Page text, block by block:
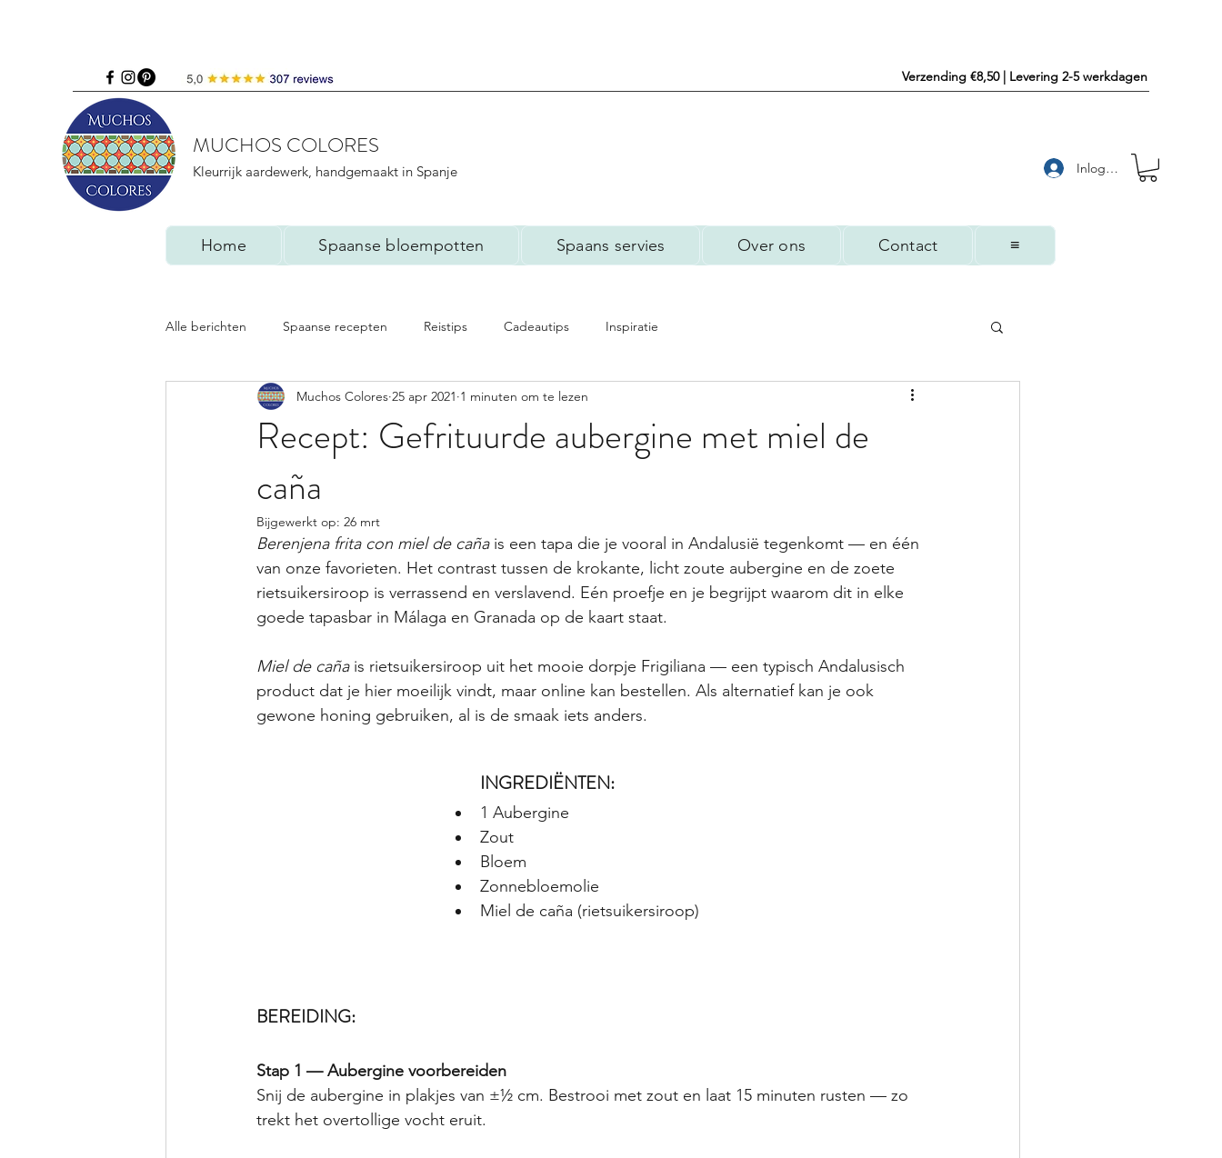
MUCHOS COLORES
Kleurrijk aardewerk, handgemaakt in Spanje
Verzending €8,50 | Levering 2-5 werkdagen
Inloggen
Home Spaanse bloempotten Spaans servies Over ons Contact ≡
Alle berichten Spaanse recepten Reistips Cadeautips Inspiratie
Recept: Gefrituurde aubergine met miel de
caña
Muchos Colores 25 apr 2021 1 minuten om te lezen
Bijgewerkt op: 26 mrt
Berenjena frita con miel de caña is een tapa die je vooral in Andalusië tegenkomt — en één
van onze favorieten. Het contrast tussen de krokante, licht zoute aubergine en de zoete
rietsuikersiroop is verrassend en verslavend. Eén proefje en je begrijpt waarom dit in elke
goede tapasbar in Málaga en Granada op de kaart staat.
Miel de caña is rietsuikersiroop uit het mooie dorpje Frigiliana — een typisch Andalusisch
product dat je hier moeilijk vindt, maar online kan bestellen. Als alternatief kan je ook
gewone honing gebruiken, al is de smaak iets anders.
INGREDIËNTEN:
1 Aubergine
Zout
Bloem
Zonnebloemolie
Miel de caña (rietsuikersiroop)
BEREIDING:
Stap 1 — Aubergine voorbereiden
Snij de aubergine in plakjes van ±½ cm. Bestrooi met zout en laat 15 minuten rusten — zo
trekt het overtollige vocht eruit.